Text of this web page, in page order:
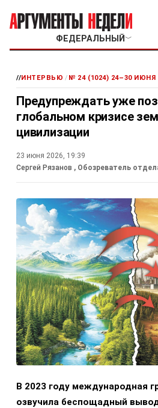
ФЕДЕРАЛЬНЫЙ ﹀
//ИНТЕРВЬЮ / № 24 (1024) 24–30 ИЮНЯ
Предупреждать уже
глобальном кризисе
цивилизации
23 июня 2026, 19:39
Сергей Рязанов , Обозреватель
В 2023 году международная
озвучила беспощадный